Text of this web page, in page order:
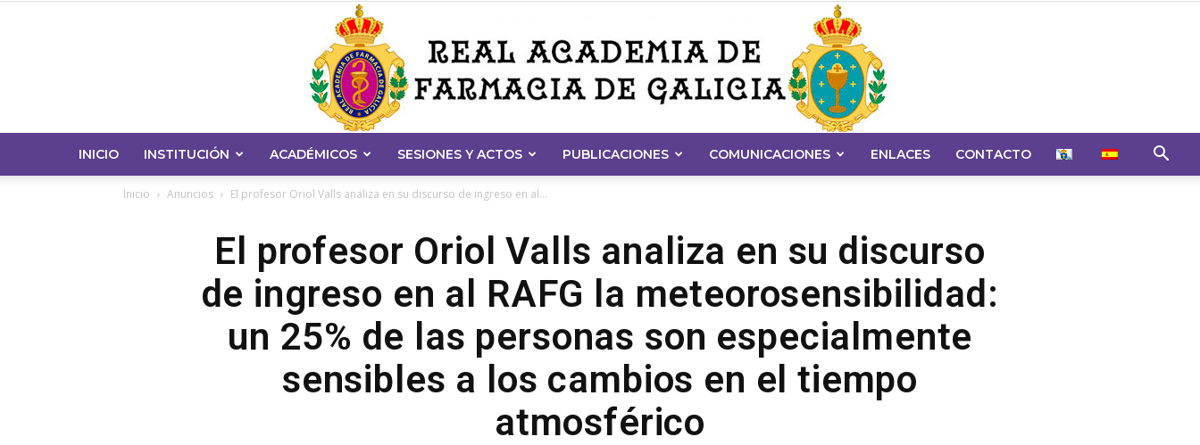
Academia
de
INICIO INSTITUCIÓN ACADÉMICOS SESIONES Y ACTOS PUBLICACIONES COMUNICACIONES ENLACES CONTACTO
Inicio Anuncios El profesor Oriol Valls analiza en su discurso de ingreso en al...
El profesor Oriol Valls analiza en su discurso
de ingreso en al RAFG la meteorosensibilidad:
un 25% de las personas son especialmente
sensibles a los cambios en el tiempo
atmosférico